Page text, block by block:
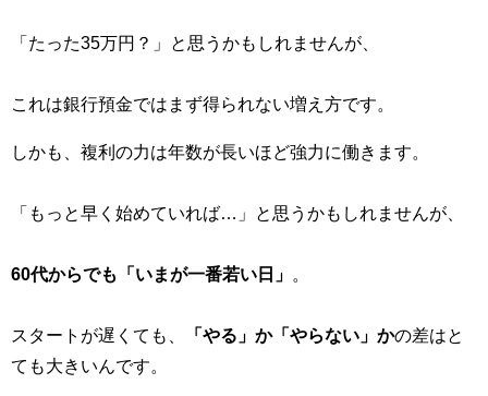
「たった35万円？」と思うかもしれませんが、
これは銀行預金ではまず得られない増え方です。
しかも、複利の力は年数が長いほど強力に働きます。
「もっと早く始めていれば…」と思うかもしれませんが、
60代からでも「いまが一番若い日」
スタートが遅くても、 「やる」か「やらない」かの差はと
ても大きいんです。